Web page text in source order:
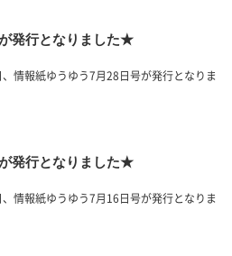
発行となりました★
報紙ゆうゆう7月28日号が発行となりま
発行となりました★
報紙ゆうゆう7月16日号が発行となりま